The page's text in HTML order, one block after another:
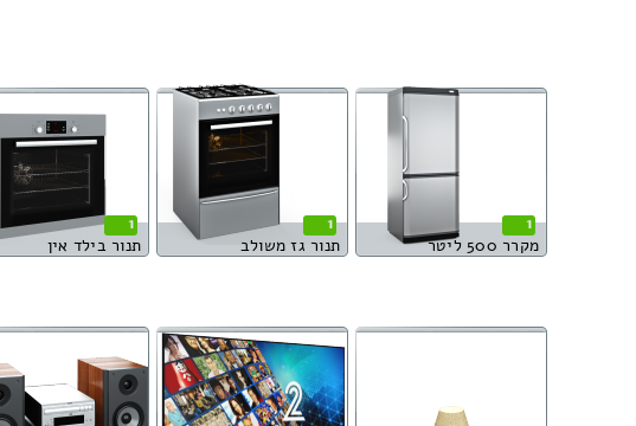
1
מקרר 500 ליטר
1
תנור גז משולב
1
תנור בילד אין